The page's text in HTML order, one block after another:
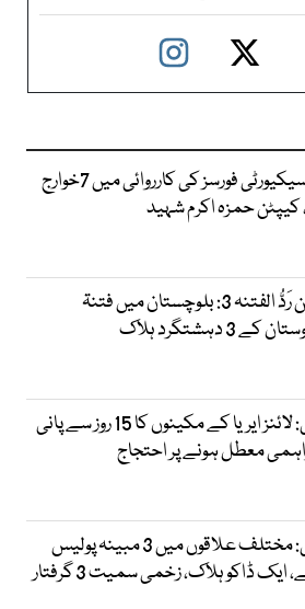
ہنگو؛ سیکیورٹی فورسز کی کارروائی میں 7خوارج
کیپٹن حمزہ اکرم شہید
آپریشن رَدُّ الفتنہ 3: بلوچستان میں فتنۃ
3 دہشتگرد ہلاک
کراچی: لائنز ایریا کے مکینوں کا 15 روز سے پانی
معطل ہونے پر احتجاج
کراچی: مختلف علاقوں میں 3 مبینہ پولیس
ایک ڈاکو ہلاک، زخمی سمیت 3 گرفتار